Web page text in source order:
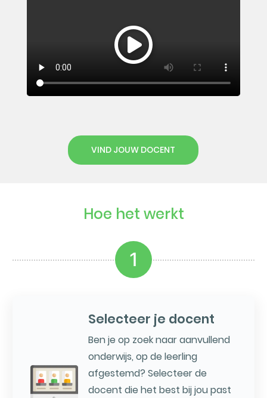
VIND JOUW DOCENT
Hoe het werkt
1
Selecteer je docent
Ben je op zoek naar aanvullend
onderwijs, op de leerling
afgestemd? Selecteer de
docent die het best bij jou past